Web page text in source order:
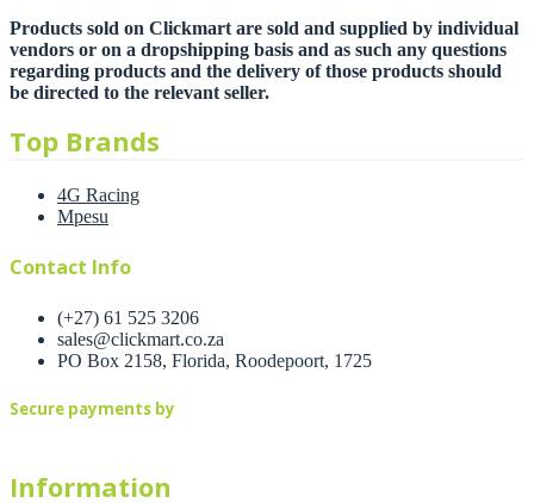
Products sold on Clickmart are sold and supplied by individual
vendors or on a dropshipping basis and as such any questions
regarding products and the delivery of those products should
be directed to the relevant seller.
Top Brands
4G Racing
Mpesu
Contact Info
(+27) 61 525 3206
sales@clickmart.co.za
PO Box 2158, Florida, Roodepoort, 1725
Secure payments by
Information